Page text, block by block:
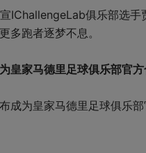
IChallengeLab俱乐部选
多跑者逐梦不息。
皇家马德里足球俱乐部官
成为皇家马德里足球俱乐